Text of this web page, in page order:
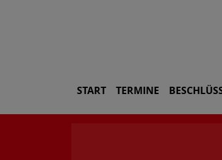
START TERMINE